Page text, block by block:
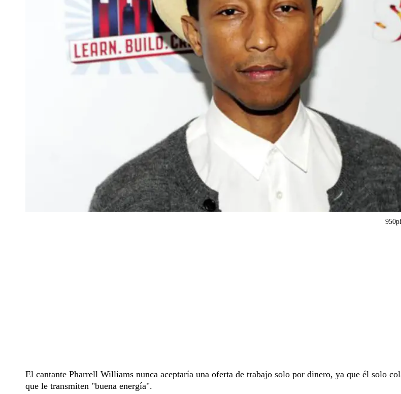
El cantante Pharrell Williams nunca aceptaría una oferta de trabajo solo por dinero, ya que él solo
que le transmiten "buena energía".